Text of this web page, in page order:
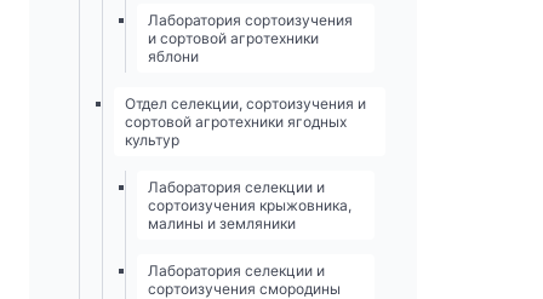
Лаборатория сортоизучения
и сортовой агротехники
яблони
Отдел селекции, сортоизучения и
сортовой агротехники ягодных
культур
Лаборатория селекции и
сортоизучения крыжовника,
малины и земляники
Лаборатория селекции и
сортоизучения смородины